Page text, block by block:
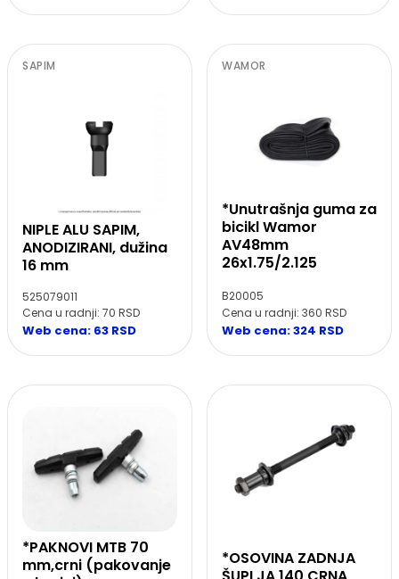
SAPIM
NIPLE ALU SAPIM,
ANODIZIRANI, dužina
16 mm
525079011
Cena u radnji: 70 RSD
Web cena: 63 RSD
WAMOR
*Unutrašnja guma za
bicikl Wamor
AV48mm
26x1.75/2.125
B20005
Cena u radnji: 360 RSD
Web cena: 324 RSD
*PAKNOVI MTB 70
mm,crni (pakovanje
*OSOVINA ZADNJA